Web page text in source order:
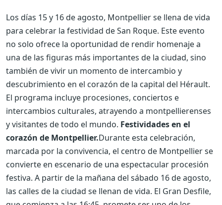
Los días 15 y 16 de agosto, Montpellier se llena de vida
para celebrar la festividad de San Roque. Este evento
no solo ofrece la oportunidad de rendir homenaje a
una de las figuras más importantes de la ciudad, sino
también de vivir un momento de intercambio y
descubrimiento en el corazón de la capital del Hérault.
El programa incluye procesiones, conciertos e
intercambios culturales, atrayendo a montpellierenses
y visitantes de todo el mundo. Festividades en el
corazón de Montpellier.Durante esta celebración,
marcada por la convivencia, el centro de Montpellier se
convierte en escenario de una espectacular procesión
festiva. A partir de la mañana del sábado 16 de agosto,
las calles de la ciudad se llenan de vida. El Gran Desfile,